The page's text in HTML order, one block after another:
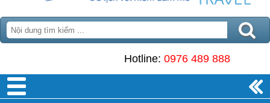
Hotline: 0976 489 888